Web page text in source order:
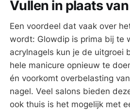
Vullen in plaats
Een voordeel dat vaak over
wordt: Glowdip is prima bij te
acrylnagels kun je de uitgroei
hele manicure opnieuw te
én voorkomt overbelasting
nagel. Veel salons bieden
ook thuis is het mogelijk met